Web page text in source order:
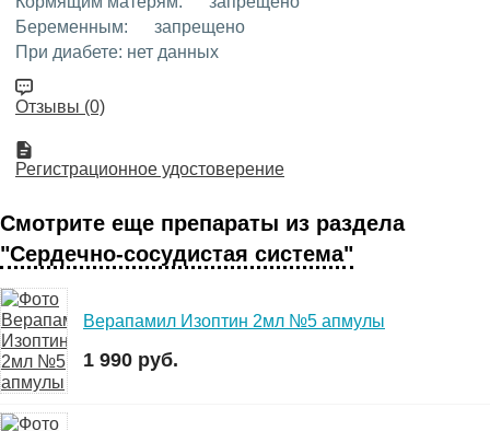
Беременным:
запрещено
При диабете: нет данных
Отзывы (0)
Регистрационное удостоверение
Смотрите еще препараты из раздела
"Сердечно-сосудистая система"
Верапамил Изоптин 2мл №5 апмулы
1 990 руб.